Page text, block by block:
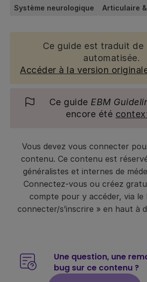
Système neurologique
Articulaire
Ce guide est traduit de
automatisée.
Accéder à la version
Ce guide EBM
encore été
Vous devez vous connecter
contenu. Ce contenu est
généralistes et internes de
Connectez-vous ou créez
compte pour y accéder, via le
connecter/s’inscrire » en haut à
Une question, une
bug sur ce contenu ?